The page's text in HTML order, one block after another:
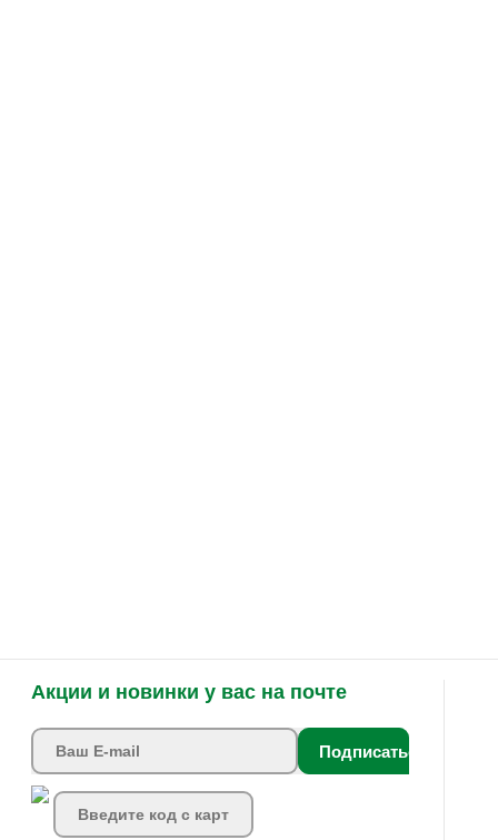
Акции и новинки у вас на почте
Подписаться